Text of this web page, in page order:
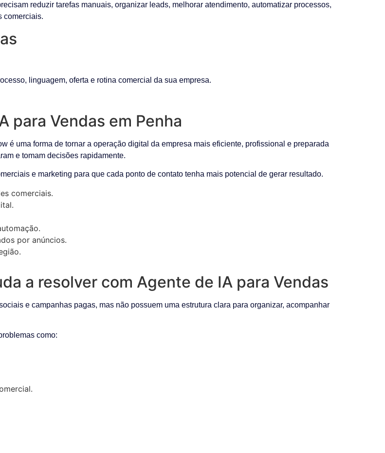
reduzir tarefas manuais, organizar leads, melhorar atendimento, automatizar processos,
comerciais.
linguagem, oferta e rotina comercial da sua empresa.
para Vendas em Penha
é uma forma de tornar a operação digital da empresa mais eficiente, profissional e preparada
e tomam decisões rapidamente.
e marketing para que cada ponto de contato tenha mais potencial de gerar resultado.
comerciais.
por anúncios.
a resolver com Agente de IA para Vendas
e campanhas pagas, mas não possuem uma estrutura clara para organizar, acompanhar
como: